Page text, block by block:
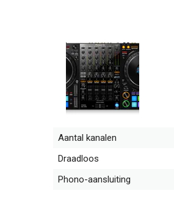
Aantal kanalen
Draadloos
Phono-aansluiting